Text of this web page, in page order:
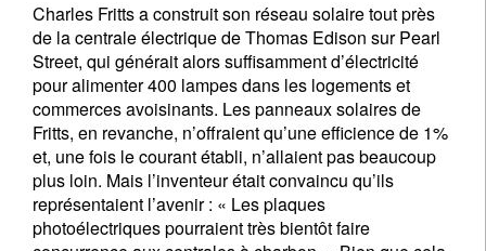
Charles Fritts a construit son réseau solaire tout près
de la centrale électrique de Thomas Edison sur Pearl
Street, qui générait alors suffisamment d’électricité
pour alimenter 400 lampes dans les logements et
commerces avoisinants. Les panneaux solaires de
Fritts, en revanche, n’offraient qu’une efficience de 1%
et, une fois le courant établi, n’allaient pas beaucoup
plus loin. Mais l’inventeur était convaincu qu’ils
représentaient l’avenir : « Les plaques
photoélectriques pourraient très bientôt faire